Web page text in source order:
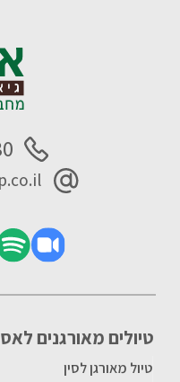
טיולים מאורגנים
טיול מאורגן לסין